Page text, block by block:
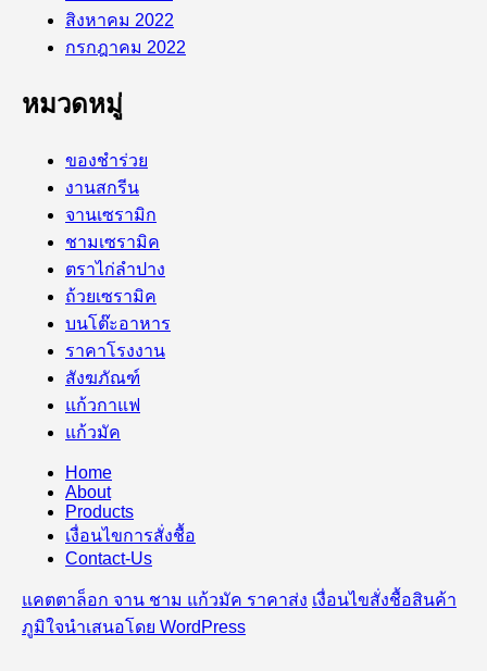
สิงหาคม 2022
กรกฎาคม 2022
หมวดหมู่
ของชำร่วย
งานสกรีน
จานเซรามิก
ชามเซรามิค
ตราไก่ลำปาง
ถ้วยเซรามิค
บนโต๊ะอาหาร
ราคาโรงงาน
สังฆภัณฑ์
แก้วกาแฟ
แก้วมัค
Home
About
Products
เงื่อนไขการสั่งชื้อ
Contact-Us
แคตตาล็อก จาน ชาม แก้วมัค ราคาส่ง เงื่อนไขสั่งชื้อสินค้า
ภูมิใจนำเสนอโดย WordPress